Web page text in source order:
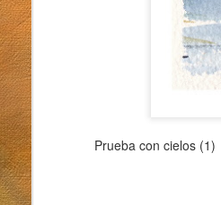
Prueba con cielos (1)
Mugarra